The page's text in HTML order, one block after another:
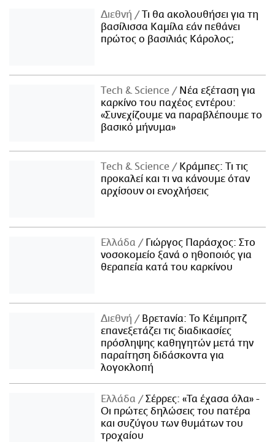
Διεθνή
Τι θα ακολουθήσει για τη
βασίλισσα Καμίλα εάν πεθάνει
πρώτος ο βασιλιάς Κάρολος;
Τech & Science
Νέα εξέταση για
καρκίνο του παχέος εντέρου:
«Συνεχίζουμε να παραβλέπουμε το
βασικό μήνυμα»
Τech & Science
Κράμπες: Τι τις
προκαλεί και τι να κάνουμε όταν
αρχίσουν οι ενοχλήσεις
Ελλάδα
Γιώργος Παράσχος: Στο
νοσοκομείο ξανά ο ηθοποιός για
θεραπεία κατά του καρκίνου
Διεθνή
Βρετανία: Το Κέιμπριτζ
επανεξετάζει τις διαδικασίες
πρόσληψης καθηγητών μετά την
παραίτηση διδάσκοντα για
λογοκλοπή
Ελλάδα
Σέρρες: «Τα έχασα όλα» -
Οι πρώτες δηλώσεις του πατέρα
και συζύγου των θυμάτων του
τροχαίου